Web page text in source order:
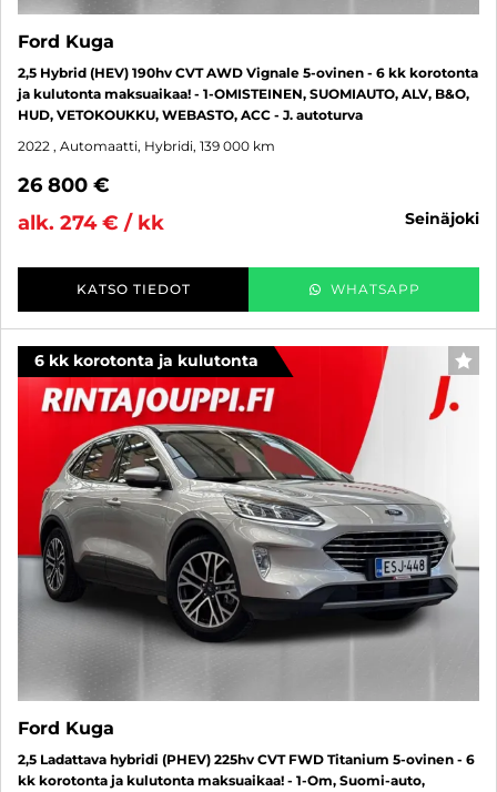
Ford Kuga
2,5 Hybrid (HEV) 190hv CVT AWD Vignale 5-ovinen - 6 kk korotonta
ja kulutonta maksuaikaa! - 1-OMISTEINEN, SUOMIAUTO, ALV, B&O,
HUD, VETOKOUKKU, WEBASTO, ACC - J. autoturva
2022 , Automaatti, Hybridi, 139 000 km
26 800 €
alk. 274 € / kk
seinäjoki
KATSO TIEDOT WHATSAPP
6 kk korotonta ja kulutonta
Ford Kuga
2,5 Ladattava hybridi (PHEV) 225hv CVT FWD Titanium 5-ovinen - 6
kk korotonta ja kulutonta maksuaikaa! - 1-Om, Suomi-auto,